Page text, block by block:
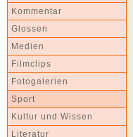
Kommentar
Glossen
Medien
Filmclips
Fotogalerien
Sport
Kultur und Wissen
Literatur